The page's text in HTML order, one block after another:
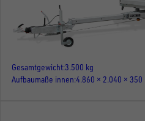
Gesamtgewicht3.500 kg
Aufbaumaße innen 4.860 × 2.040 × 350